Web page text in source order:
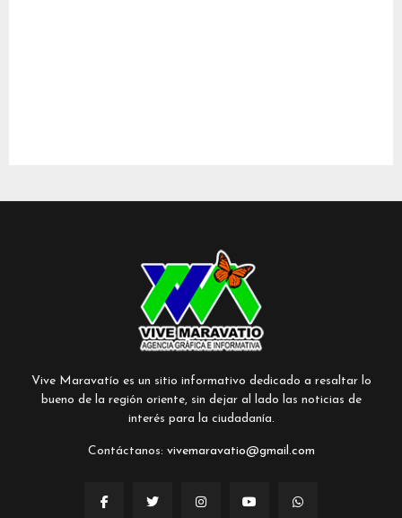
Vive Maravatío es un sitio informativo dedicado a resaltar lo
bueno de la región oriente, sin dejar al lado las noticias de
interés para la ciudadanía.
Contáctanos: vivemaravatio@gmail.com